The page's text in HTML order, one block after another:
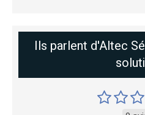
Ils parlent d'Altec